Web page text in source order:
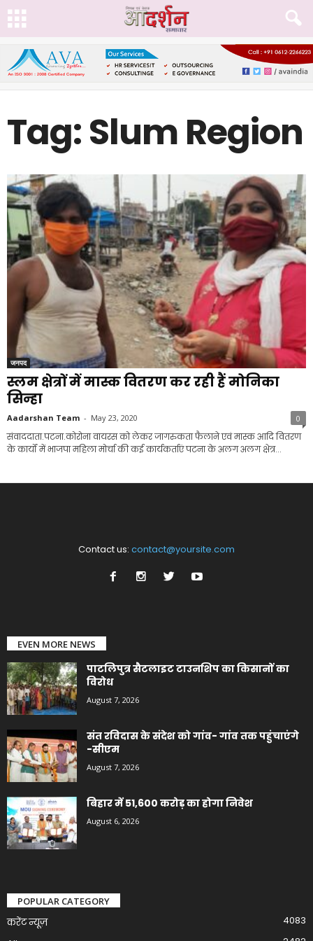
Tag: Slum Region
जनपद
स्लम क्षेत्रों में मास्क वितरण कर रही हैं मोनिका
सिन्हा
Aadarshan Team - May 23, 2020 0
संवाददाता.पटना.कोरोना वायरस को लेकर जागरुकता फैलाने एवं मास्क आदि वितरण
के कार्यों में भाजपा महिला मोर्चा की कई कार्यकर्ताएं पटना के अलग अलग क्षेत्र...
Contact us: contact@yoursite.com
EVEN MORE NEWS
पाटलिपुत्र सैटलाइट टाउनशिप का किसानों का
विरोध
August 7, 2026
संत रविदास के संदेश को गांव- गांव तक पहुंचाएंगे
-सीएम
August 7, 2026
बिहार में 51,600 करोड़ का होगा निवेश
August 6, 2026
POPULAR CATEGORY
करेंट न्यूज़
4083